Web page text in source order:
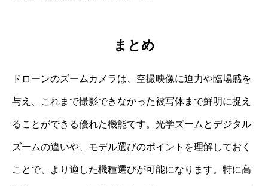
まとめ
ドローンのズームカメラは、空撮映像に迫力や臨場感を
与え、これまで撮影できなかった被写体まで鮮明に捉え
ることができる優れた機能です。光学ズームとデジタル
ズームの違いや、モデル選びのポイントを理解しておく
ことで、より適した機種選びが可能になります。特に高